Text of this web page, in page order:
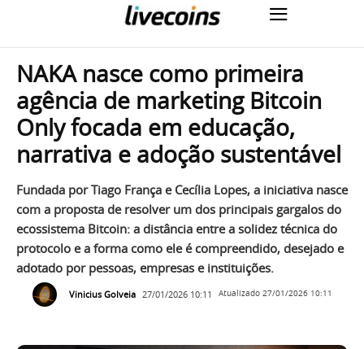
NAKA nasce como primeira
agência de marketing Bitcoin
Only focada em educação,
narrativa e adoção sustentável
Fundada por Tiago França e Cecília Lopes, a iniciativa nasce
com a proposta de resolver um dos principais gargalos do
ecossistema Bitcoin: a distância entre a solidez técnica do
protocolo e a forma como ele é compreendido, desejado e
adotado por pessoas, empresas e instituições.
Vinicius Golveia 27/01/2026 10:11 Atualizado 27/01/2026 10:11